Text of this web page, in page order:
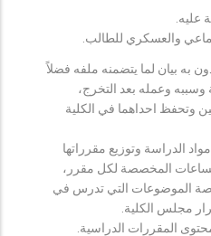
عليه.
والعسكري للطالب.
بيان لما يتضمنه ملفه فضلاً
وعمله بعد التخرج،
وتحفظ احداهما في الكلية
الدراسة وتوزيع مقرراتها
المخصصة لكل مقرر،
الموضوعات التي تدرس في
مجلس الكلية.
المقررات الدراسية.